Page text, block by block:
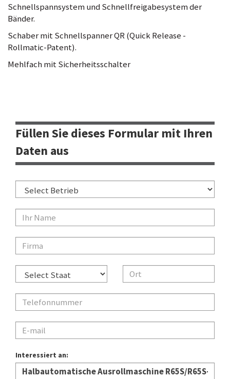
Schnellspannsystem und Schnellfreigabesystem der
Bänder.
Schaber mit Schnellspanner QR (Quick Release -
Rollmatic-Patent).
Mehlfach mit Sicherheitsschalter
Füllen Sie dieses Formular mit Ihren
Daten aus
Interessiert an: